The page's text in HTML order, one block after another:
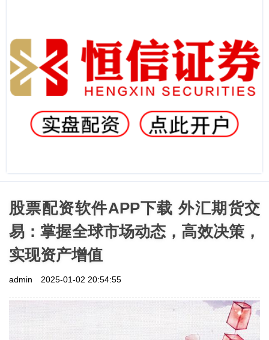
股票配资软件APP下载 外汇期货交
易：掌握全球市场动态，高效决策，
实现资产增值
admin 2025-01-02 20:54:55